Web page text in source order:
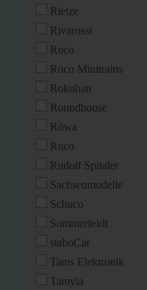
Rietze
Rivarossi
Roco
Roco Minitrains
Rokuhan
Roundhouse
Röwa
Ruco
Rudolf Spitaler
Sachsenmodelle
Schuco
Sommerfeldt
staboCar
Tams Elektronik
Tamyia